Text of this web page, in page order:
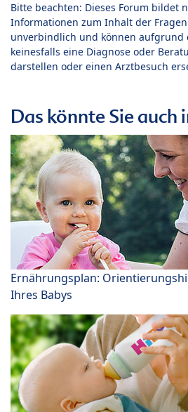
Bitte beachten: Dieses Forum bildet
Informationen zum Inhalt der
unverbindlich und können aufgrund
keinesfalls eine Diagnose oder
darstellen oder einen Arztbesuch
Das könnte Sie auch
Ernährungsplan:
Ihres Babys